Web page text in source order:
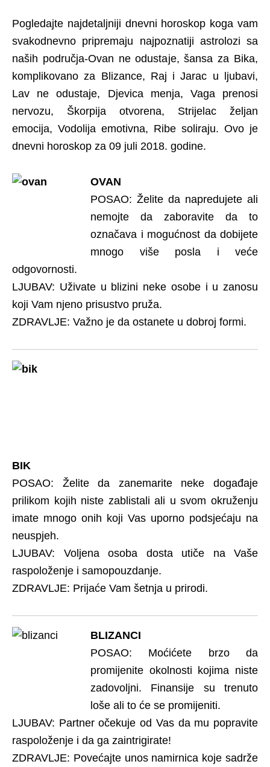
Pogledajte najdetaljniji dnevni horoskop koga vam
svakodnevno pripremaju najpoznatiji astrolozi sa
naših područja-Ovan ne odustaje, šansa za Bika,
komplikovano za Blizance, Raj i Jarac u ljubavi,
Lav ne odustaje, Djevica menja, Vaga prenosi
nervozu, Škorpija otvorena, Strijelac željan
emocija, Vodolija emotivna, Ribe soliraju. Ovo je
dnevni horoskop za 09 juli 2018. godine.
OVAN
POSAO: Želite da napredujete ali
nemojte da zaboravite da to
označava i mogućnost da dobijete
mnogo više posla i veće
odgovornosti.
LJUBAV: Uživate u blizini neke osobe i u zanosu
koji Vam njeno prisustvo pruža.
ZDRAVLJE: Važno je da ostanete u dobroj formi.
BIK
POSAO: Želite da zanemarite neke događaje
prilikom kojih niste zablistali ali u svom okruženju
imate mnogo onih koji Vas uporno podsjećaju na
neuspjeh.
LJUBAV: Voljena osoba dosta utiče na Vaše
raspoloženje i samopouzdanje.
ZDRAVLJE: Prijaće Vam šetnja u prirodi.
BLIZANCI
POSAO: Moćićete brzo da
promijenite okolnosti kojima niste
zadovoljni. Finansije su trenuto
loše ali to će se promijeniti.
LJUBAV: Partner očekuje od Vas da mu popravite
raspoloženje i da ga zaintrigirate!
ZDRAVLJE: Povećajte unos namirnica koje sadrže